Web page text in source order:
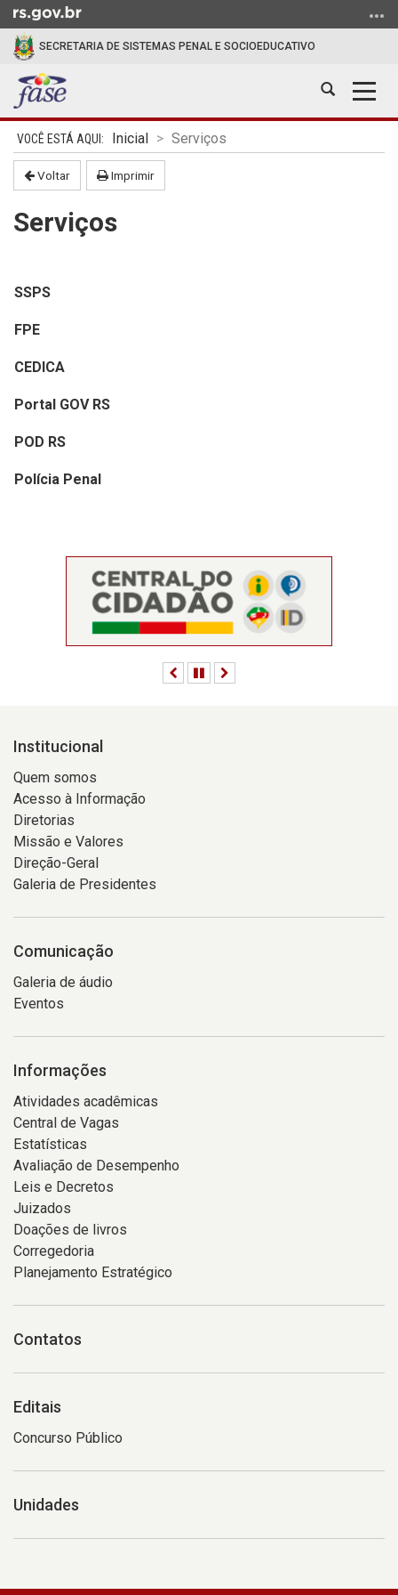
para
conteúdo
para
menu
SECRETARIA DE SISTEMAS PENAL E SOCIOEDUCATIVO
Abrir
Início
do
conteúdo
Inicial Serviços
Voltar Imprimir
Serviços
SSPS
FPE
CEDICA
Portal GOV RS
POD RS
Polícia Penal
AnteriorPausar
Institucional
Quem somos
Acesso à Informação
Diretorias
Missão e Valores
Direção-Geral
Galeria de Presidentes
Comunicação
Galeria de áudio
Eventos
Informações
Atividades acadêmicas
Central de Vagas
Estatísticas
Avaliação de Desempenho
Leis e Decretos
Juizados
Doações de livros
Corregedoria
Planejamento Estratégico
Contatos
Editais
Concurso Público
Unidades